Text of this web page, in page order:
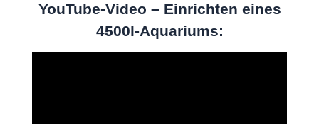
YouTube-Video – Einrichten eines
4500l-Aquariums: